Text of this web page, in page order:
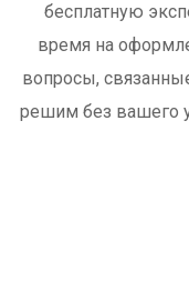
бесплатную
время на
вопросы,
решим без вашего